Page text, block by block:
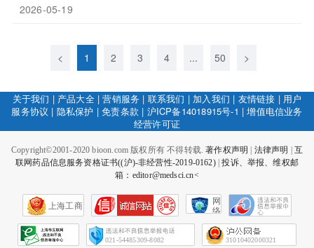
2026-05-19
< 1 2 3 4 ... 50 >
关于我们 | 产品大全|营销服务 | 联系我们 | 加入我们 | 友情链接 | 用户
服务协议 | 隐私保护 |免责条款 | 沪ICP备14018915号-1 |增值电信业务
经营许可证
Copyright©2001-2020 bioon.com 版权所有 不得转载.著作权声明 法律声明
互
联网药品信息服务资格证书((沪)-非经营性-2019-0162)|投诉、举报、维权邮
箱：editor@medsci.cn<
上海工商
网
络
会
征
021-54485309-8082 31010402000321